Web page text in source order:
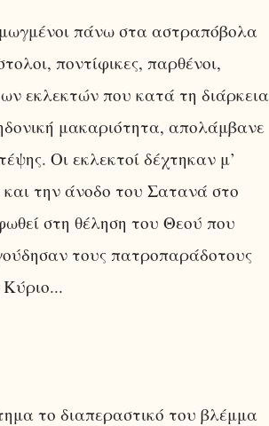
πάνω στα αστραπόβολα
ποντίφικες, παρθένοι,
εκλεκτών που κατά τη διάρκεια
μακαριότητα, απολάμβανε
Οι εκλεκτοί δέχτηκαν μ’
την άνοδο του Σατανά στο
στη θέληση του Θεού που
τους πατροπαράδοτους
το διαπεραστικό του βλέμμα